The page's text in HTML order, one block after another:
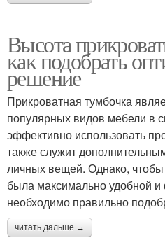
Высота
как подобрать
решение
Прикроватная тумбочка
популярных видов мебели в
эффективно использовать
также служит
личных вещей. Однако, чтобы
была максимально удобной
необходимо правильно
читать дальше →